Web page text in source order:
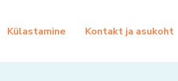
Külastamine Kontakt ja asukoht